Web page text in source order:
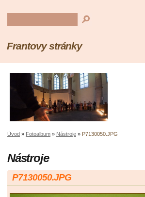
Frantovy stránky
Úvod » Fotoalbum » Nástroje » P7130050.JPG
Nástroje
P7130050.JPG